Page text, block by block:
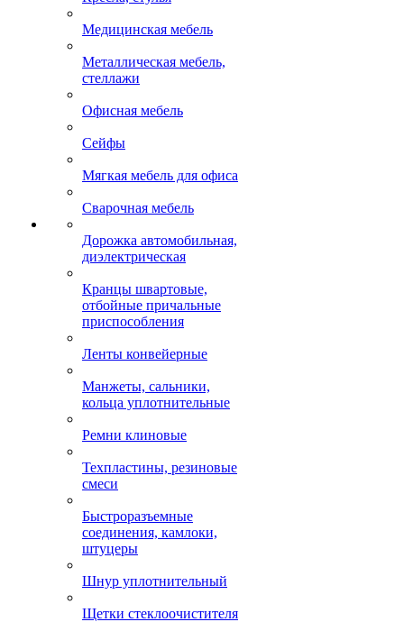
Медицинская мебель
Металлическая мебель,
стеллажи
Офисная мебель
Сейфы
Мягкая мебель для офиса
Сварочная мебель
Дорожка автомобильная,
диэлектрическая
Кранцы швартовые,
отбойные причальные
приспособления
Ленты конвейерные
Манжеты, сальники,
кольца уплотнительные
Ремни клиновые
Техпластины, резиновые
смеси
Быстроразъемные
соединения, камлоки,
штуцеры
Шнур уплотнительный
Щетки стеклоочистителя